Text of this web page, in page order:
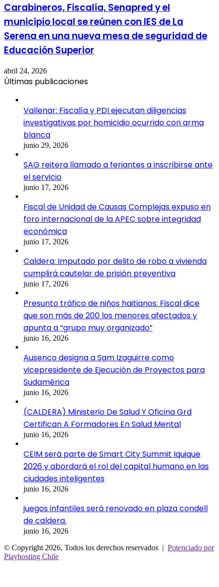
Carabineros, Fiscalía, Senapred y el
municipio local se reúnen con IES de La
Serena en una nueva mesa de seguridad de
Educación Superior
abril 24, 2026
Últimas publicaciones
Vallenar: Fiscalía y PDI ejecutan diligencias
investigativas por homicidio ocurrido con arma
blanca
junio 29, 2026
SAG reitera llamado a feriantes a inscribirse ante
el servicio
junio 17, 2026
Fiscal de Unidad de Causas Complejas expuso en
foro internacional de la APEC sobre integridad
económica
junio 17, 2026
Caldera: Imputado por delito de robo a vivienda
cumplirá cautelar de prisión preventiva
junio 17, 2026
Presunto tráfico de niños haitianos: Fiscal dice
que son más de 200 los menores afectados y
apunta a “grupo muy organizado”
junio 16, 2026
Ausenco designa a Sam Izaguirre como
vicepresidente de Ejecución de Proyectos para
Sudamérica
junio 16, 2026
(CALDERA) Ministerio De Salud Y Oficina Grd
Certifican A Formadores En Salud Mental
junio 16, 2026
CEIM será parte de Smart City Summit Iquique
2026 y abordará el rol del capital humano en las
ciudades inteligentes
junio 16, 2026
juegos infantiles será renovado en plaza condell
de caldera.
junio 16, 2026
© Copyright 2026, Todos los derechos reservados | Potenciado por
Playhosting Chile